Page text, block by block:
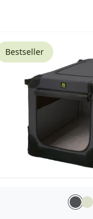
Bestseller